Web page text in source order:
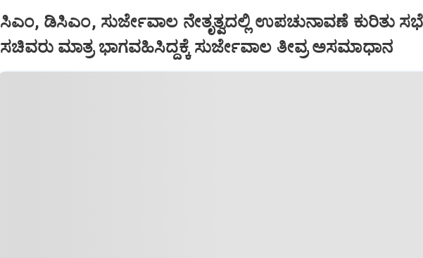
ಸಿಎಂ, ಡಿಸಿಎಂ, ಸುರ್ಜೇವಾಲ ನೇತೃತ್ವದಲ್ಲಿ ಉಪಚುನಾವಣೆ ಕುರಿತು
ಸಚಿವರು ಮಾತ್ರ ಭಾಗವಹಿಸಿದ್ದಕ್ಕೆ ಸುರ್ಜೇವಾಲ ತೀವ್ರ ಅಸಮಾಧಾನ